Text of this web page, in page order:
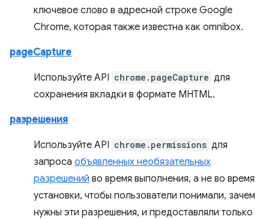
ключевое слово в адресной строке Google
Chrome, которая также известна как omnibox.
pageCapture
Используйте API chrome.pageCapture для
сохранения вкладки в формате MHTML.
разрешения
Используйте API chrome.permissions для
запроса объявленных необязательных
разрешений во время выполнения, а не во время
установки, чтобы пользователи понимали, зачем
нужны эти разрешения, и предоставляли только